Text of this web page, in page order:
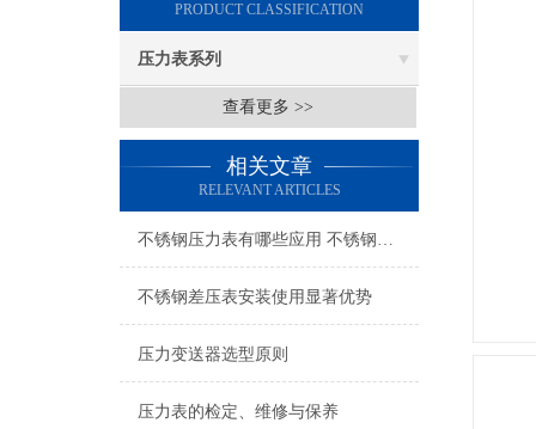
PRODUCT CLASSIFICATION
压力表系列
查看更多 >>
相关文章
RELEVANT ARTICLES
不锈钢压力表有哪些应用 不锈钢压力表的选择方法
不锈钢差压表安装使用显著优势
压力变送器选型原则
压力表的检定、维修与保养